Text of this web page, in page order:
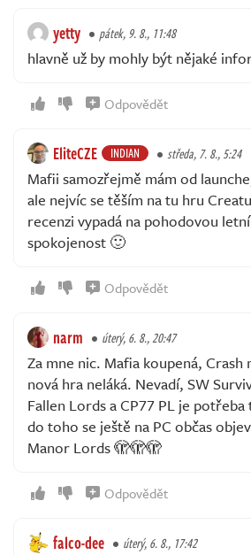
yetty pátek, 9. 8., 11:48
hlavně už by mohly být nějaké
Odpovědět
EliteCZE INDIAN středa, 7. 8., 5:24
Mafii samozřejmě mám od
ale nejvíc se těším na tu hru
recenzi vypadá na pohodovou
spokojenost 🙂
Odpovědět
narm úterý, 6. 8., 20:47
Za mne nic. Mafia koupená, Crash
nová hra neláká. Nevadí, SW
Fallen Lords a CP77 PL je
do toho se ještě na PC občas
Manor Lords 🫣🫣🫣
Odpovědět
falco-dee úterý, 6. 8., 17:42